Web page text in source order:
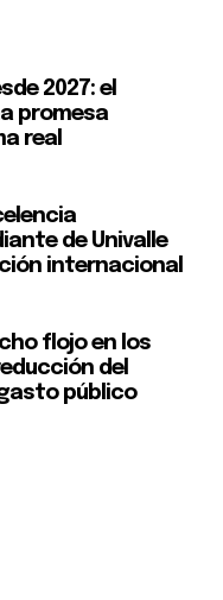
2027: el
promesa
real
de Univalle
internacional
flojo en los
del
público